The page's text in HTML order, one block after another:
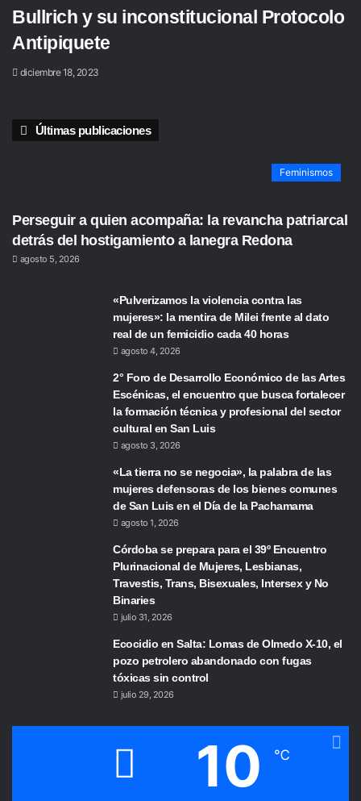
Bullrich y su inconstitucional Protocolo
Antipiquete
diciembre 18, 2023
Últimas publicaciones
Feminismos
Perseguir a quien acompaña: la revancha patriarcal
detrás del hostigamiento a lanegra Redona
agosto 5, 2026
«Pulverizamos la violencia contra las
mujeres»: la mentira de Milei frente al dato
real de un femicidio cada 40 horas
agosto 4, 2026
2° Foro de Desarrollo Económico de las Artes
Escénicas, el encuentro que busca fortalecer
la formación técnica y profesional del sector
cultural en San Luis
agosto 3, 2026
«La tierra no se negocia», la palabra de las
mujeres defensoras de los bienes comunes
de San Luis en el Día de la Pachamama
agosto 1, 2026
Córdoba se prepara para el 39º Encuentro
Plurinacional de Mujeres, Lesbianas,
Travestis, Trans, Bisexuales, Intersex y No
Binaries
julio 31, 2026
Ecocidio en Salta: Lomas de Olmedo X-10, el
pozo petrolero abandonado con fugas
tóxicas sin control
julio 29, 2026
10 ℃